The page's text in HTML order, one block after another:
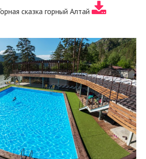
сказка горный Алтай